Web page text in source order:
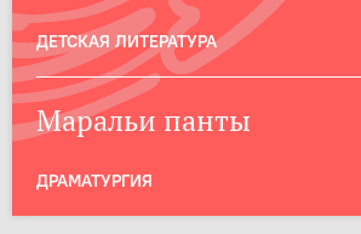
ДЕТСКАЯ ЛИТЕРАТУРА
Маральи панты
ДРАМАТУРГИЯ